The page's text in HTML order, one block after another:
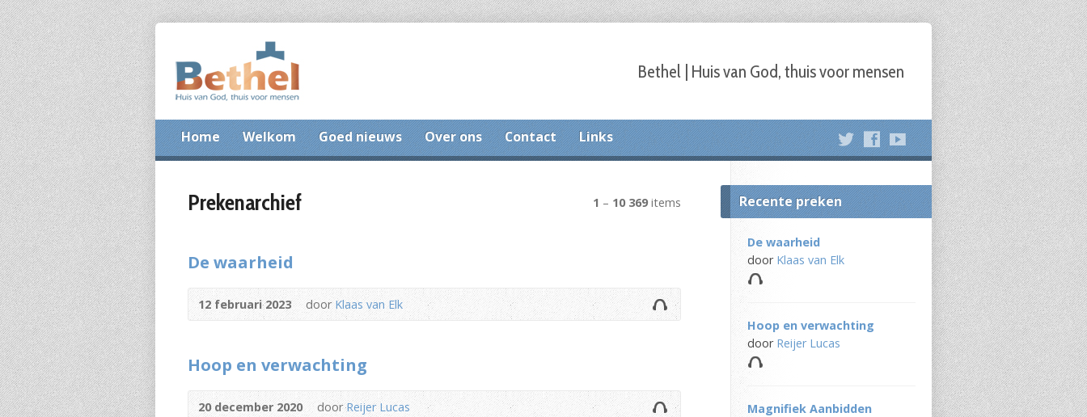
Bethel | Huis van God, thuis voor mensen
Home Welkom Goed nieuws Over ons Contact Links
Prekenarchief 1 – 10 369 items
De waarheid
12 februari 2023 door Klaas van Elk
Hoop en verwachting
20 december 2020 doorReijer Lucas
Recente preken
De waarheid
door Klaas van Elk
Hoop en verwachting
door Reijer Lucas
Magnifiek Aanbidden